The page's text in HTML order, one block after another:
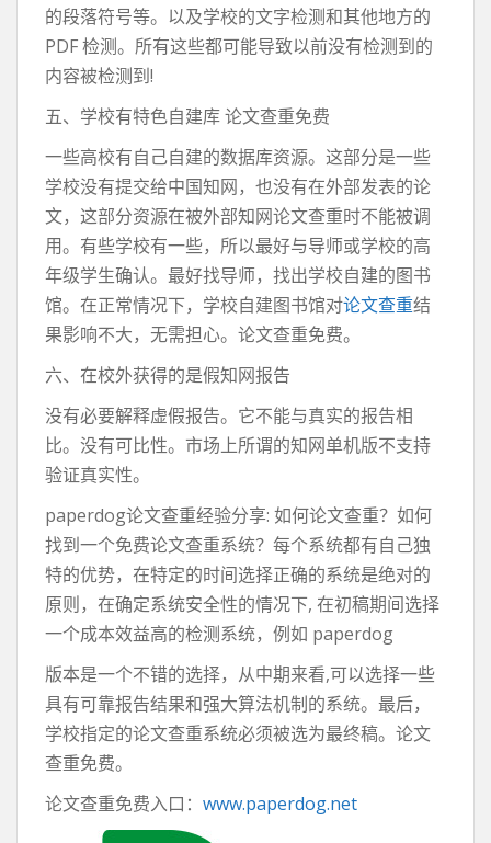
的段落符号等。以及学校的文字检测和其他地方的
PDF 检测。所有这些都可能导致以前没有检测到的
内容被检测到!
五、学校有特色自建库 论文查重免费
一些高校有自己自建的数据库资源。这部分是一些
学校没有提交给中国知网，也没有在外部发表的论
文，这部分资源在被外部知网论文查重时不能被调
用。有些学校有一些，所以最好与导师或学校的高
年级学生确认。最好找导师，找出学校自建的图书
馆。在正常情况下，学校自建图书馆对论文查重结
果影响不大，无需担心。论文查重免费。
六、在校外获得的是假知网报告
没有必要解释虚假报告。它不能与真实的报告相
比。没有可比性。市场上所谓的知网单机版不支持
验证真实性。
paperdog论文查重经验分享: 如何论文查重？如何
找到一个免费论文查重系统？每个系统都有自己独
特的优势，在特定的时间选择正确的系统是绝对的
原则，在确定系统安全性的情况下, 在初稿期间选择
一个成本效益高的检测系统，例如 paperdog
版本是一个不错的选择，从中期来看,可以选择一些
具有可靠报告结果和强大算法机制的系统。最后，
学校指定的论文查重系统必须被选为最终稿。论文
查重免费。
论文查重免费入口： www.paperdog.net